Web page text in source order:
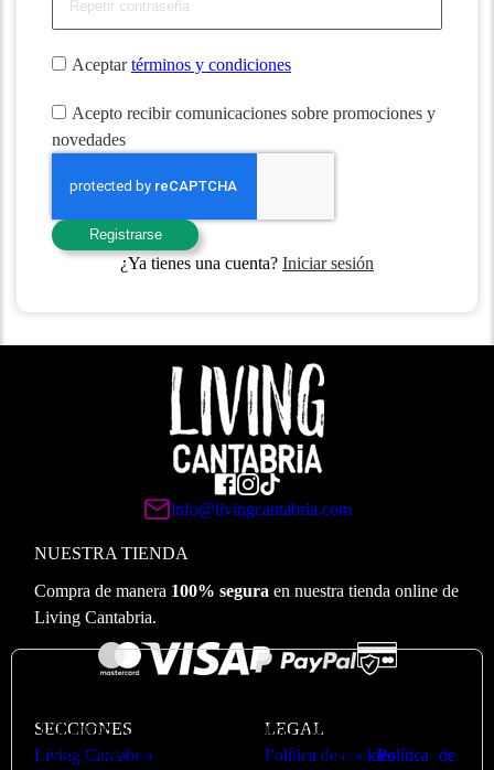
Aceptartérminos y condiciones
Acepto recibir comunicaciones sobre promociones y
novedades
Registrarse
¿Ya tienes una cuenta? Iniciar sesión
info@livingcantabria.com
NUESTRA TIENDA
Compra de manera 100% segura en nuestra tienda online de
Living Cantabria.
SECCIONES
Living Cantabria
LEGAL
Política de cookies
Utilizamos cookies para optimizar nuestro sitio web y
nuestro servicio. Puede ver más en nuestraPolítica de